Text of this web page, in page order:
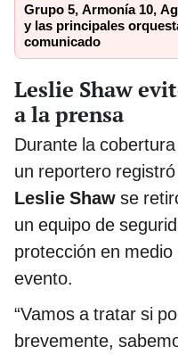
Grupo 5, Armonía 10,
y las principales
comunicado
Leslie Shaw
a la prensa
Durante la cobertura
un reportero
Leslie Shaw se
un equipo de
protección en
evento.
“Vamos a tratar si
brevemente,